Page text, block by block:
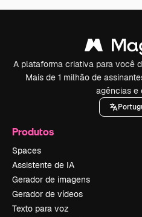
A plataforma criativa para você
Mais de 1 milhão de
agências e
Produtos
Spaces
Assistente de IA
Gerador de imagens
Gerador de vídeos
Texto para voz